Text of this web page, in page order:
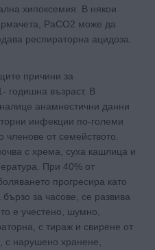
хипоксемия. В някои
РаСО2 може да
респираторна ацидоза.
причини за
годишна възраст. В
анамнестични данни
инфекции по-големи
членове от семейството.
с хрема, суха кашлица и
При 40% от
прогресира като
за часове, се развива
е учестено, шумно,
с тираж и свирене от
с нарушено хранене,